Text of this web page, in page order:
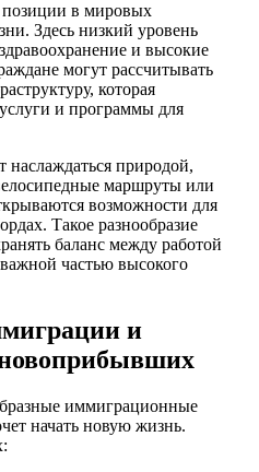
позиции в мировых
Здесь низкий уровень
и высокие
могут рассчитывать
которая
и программы для
природой,
маршруты или
возможности для
Такое разнообразие
баланс между работой
частью высокого
и
иммиграционные
начать новую жизнь.